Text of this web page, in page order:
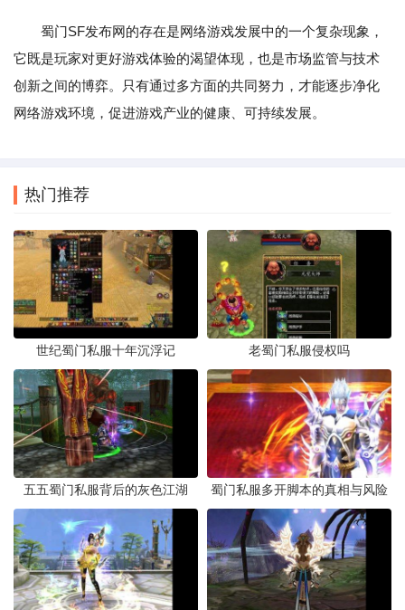
蜀门SF发布网的存在是网络游戏发展中的一个复杂现象，
它既是玩家对更好游戏体验的渴望体现，也是市场监管与技术
创新之间的博弈。只有通过多方面的共同努力，才能逐步净化
网络游戏环境，促进游戏产业的健康、可持续发展。
热门推荐
世纪蜀门私服十年沉浮记 老蜀门私服侵权吗
五五蜀门私服背后的灰色江湖 蜀门私服多开脚本的真相与风险